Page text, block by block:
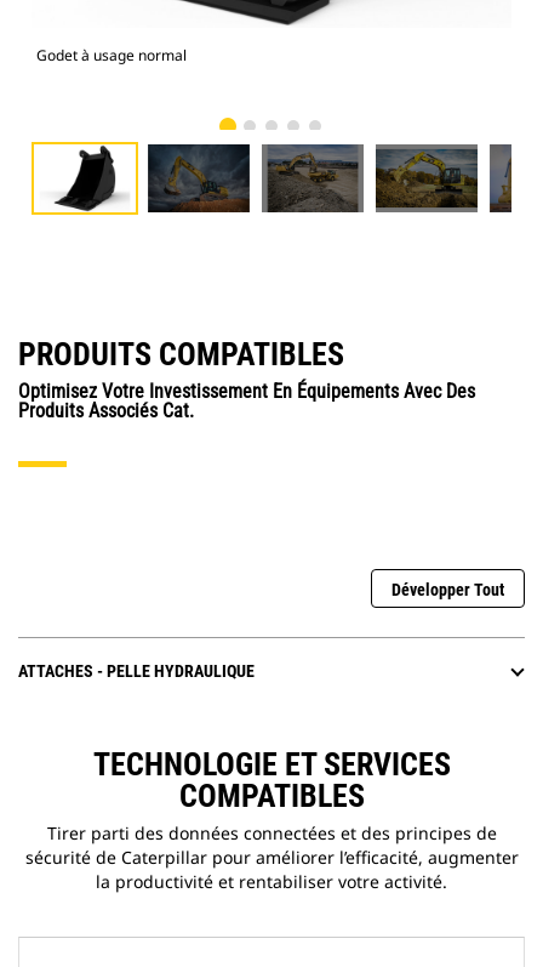
Godet à usage normal
PRODUITS COMPATIBLES
Optimisez Votre Investissement En Équipements Avec Des
Produits Associés Cat.
Développer Tout
ATTACHES - PELLE HYDRAULIQUE
TECHNOLOGIE ET SERVICES
COMPATIBLES
Tirer parti des données connectées et des principes de
sécurité de Caterpillar pour améliorer l’efficacité, augmenter
la productivité et rentabiliser votre activité.